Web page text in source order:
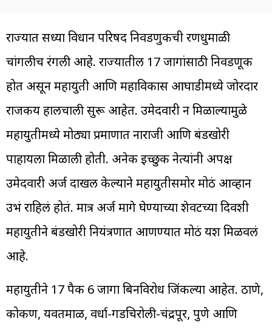
राज्यात सध्या विधान परिषद निवडणुकीची रणधुमाळी
चांगलीच रंगली आहे. राज्यातील 17 जागांसाठी निवडणूक
होत असून महायुती आणि महाविकास आघाडीमध्ये जोरदार
राजकीय हालचाली सुरू आहेत. उमेदवारी न मिळाल्यामुळे
महायुतीमध्ये मोठ्या प्रमाणात नाराजी आणि बंडखोरी
पाहायला मिळाली होती. अनेक इच्छुक नेत्यांनी अपक्ष
उमेदवारी अर्ज दाखल केल्याने महायुतीसमोर मोठं आव्हान
उभं राहिलं होतं. मात्र अर्ज मागे घेण्याच्या शेवटच्या दिवशी
महायुतीने बंडखोरी नियंत्रणात आणण्यात मोठं यश मिळवलं
आहे.
महायुतीने 17 पैकी 6 जागा बिनविरोध जिंकल्या आहेत. ठाणे,
कोकण, यवतमाळ, वर्धा-गडचिरोली-चंद्रपूर, पुणे आणि